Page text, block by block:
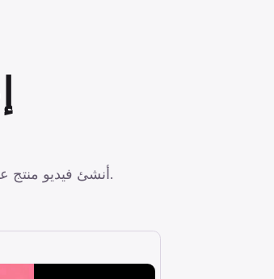
أنشئ فيديو منتج عيد الميلاد سريع الانتشار! قم بتحميل صورة منتجك، ودع قطة سانتا لطيفة تعرضه في إعلان احتفالي يجذب الانتباه.